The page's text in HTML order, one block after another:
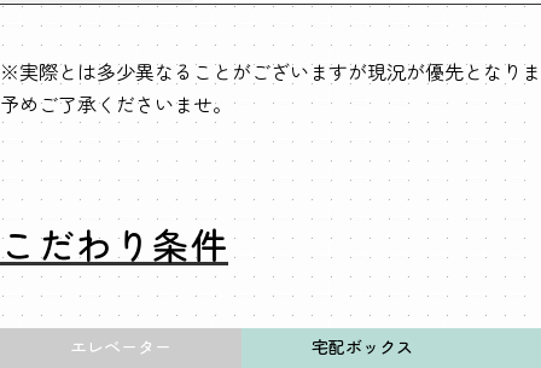
※実際とは多少異なることがございますが現況が優先となり
予めご了承くださいませ。
こだわり条件
エレベーター
宅配ボックス